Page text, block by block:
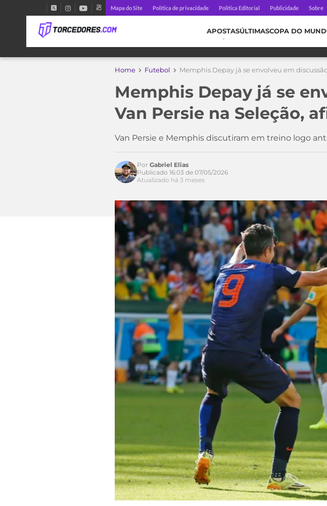
Mapa do Site Política de privacidade Política Editorial Publicidade Sobre
APOSTASÚLTIMASCOPA DO
Home Futebol Memphis Depay já se envolveu em
Memphis Depay já se
Van Persie na Seleção,
Van Persie e Memphis discutiram em treino logo
Por Gabriel Elias
Publicado 16:03 de 07/05/2026
Atualizado há 3 meses